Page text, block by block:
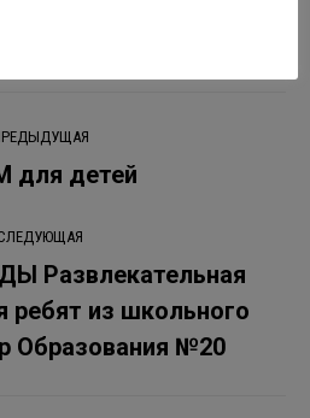
Предыдущая
для детей
Следующая
запись:
Развлекательная
ребят из школьного
Образования №20